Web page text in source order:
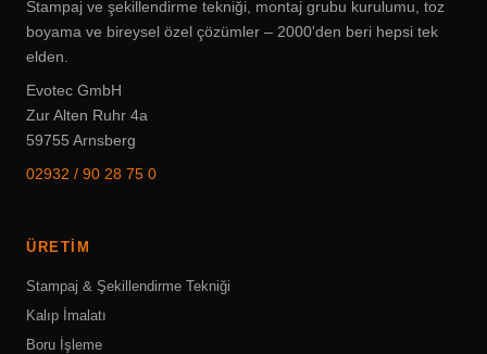
Stampaj ve şekillendirme tekniği, montaj grubu kurulumu, toz
boyama ve bireysel özel çözümler – 2000'den beri hepsi tek
elden.
Evotec GmbH
Zur Alten Ruhr 4a
59755 Arnsberg
02932 / 90 28 75 0
ÜRETIM
Stampaj & Şekillendirme Tekniği
Kalıp İmalatı
Boru İşleme